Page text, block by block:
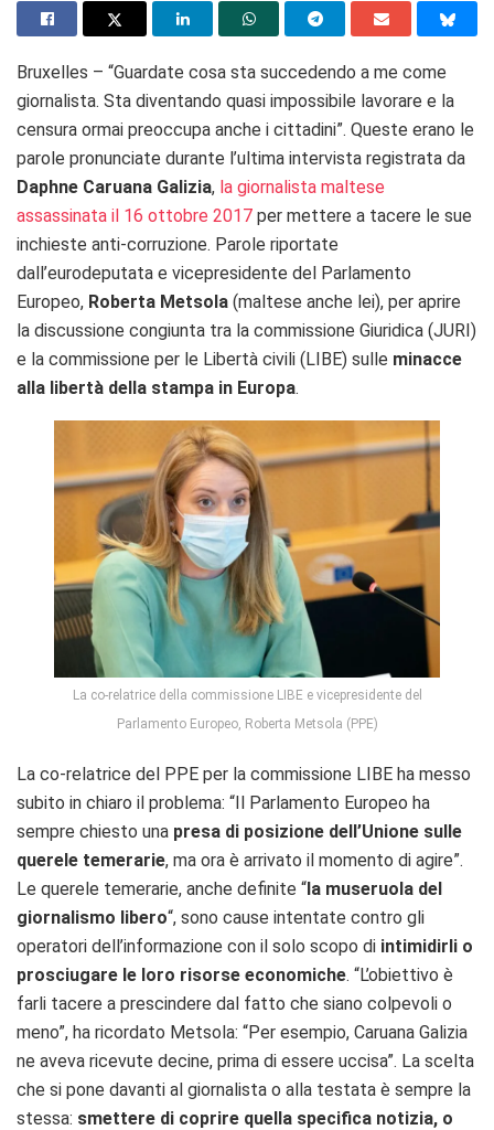
Bruxelles – “Guardate cosa sta succedendo a me come
giornalista. Sta diventando quasi impossibile lavorare e la
censura ormai preoccupa anche i cittadini”. Queste erano le
parole pronunciate durante l’ultima intervista registrata da
Daphne Caruana Galizia, la giornalista maltese
assassinata il 16 ottobre 2017 per mettere a tacere le sue
inchieste anti-corruzione. Parole riportate
dall’eurodeputata e vicepresidente del Parlamento
Europeo, Roberta Metsola (maltese anche lei), per aprire
la discussione congiunta tra la commissione Giuridica (JURI)
e la commissione per le Libertà civili (LIBE) sulle minacce
alla libertà della stampa in Europa.
La co-relatrice della commissione LIBE e vicepresidente del
Parlamento Europeo, Roberta Metsola (PPE)
La co-relatrice del PPE per la commissione LIBE ha messo
subito in chiaro il problema: “Il Parlamento Europeo ha
sempre chiesto una presa di posizione dell’Unione sulle
querele temerarie, ma ora è arrivato il momento di agire”.
Le querele temerarie, anche definite “la museruola del
giornalismo libero“, sono cause intentate contro gli
operatori dell’informazione con il solo scopo di intimidirli o
prosciugare le loro risorse economiche. “L’obiettivo è
farli tacere a prescindere dal fatto che siano colpevoli o
meno”, ha ricordato Metsola: “Per esempio, Caruana Galizia
ne aveva ricevute decine, prima di essere uccisa”. La scelta
che si pone davanti al giornalista o alla testata è sempre la
stessa: smettere di coprire quella specifica notizia, o